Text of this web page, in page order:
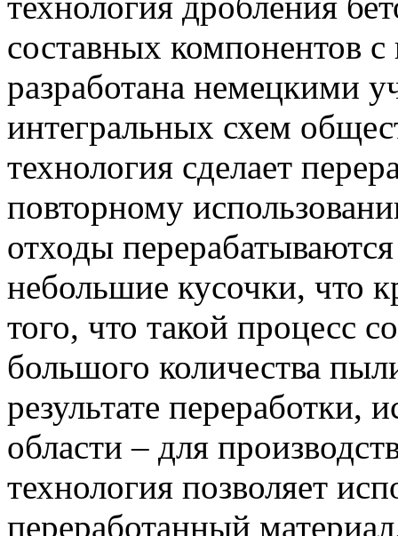
составных компонентов
разработана немецкими
интегральных схем
технология сделает
повторному
отходы
небольшие кусочки, что
того, что такой процесс
большого количества
результате переработки,
области – для
технология позволяет
переработанный